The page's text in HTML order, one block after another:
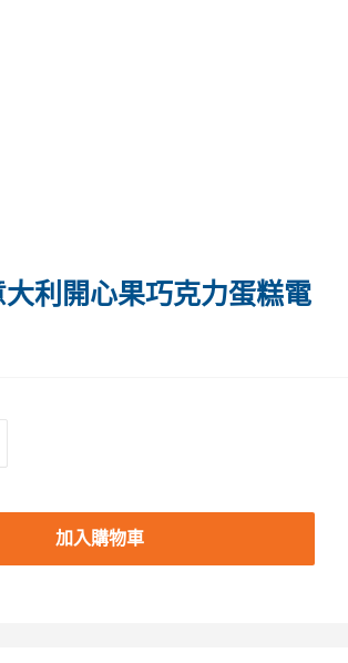
大利開心果巧克力蛋糕電
加入購物車